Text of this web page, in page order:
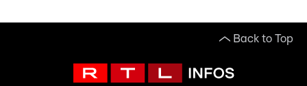
Back to Top